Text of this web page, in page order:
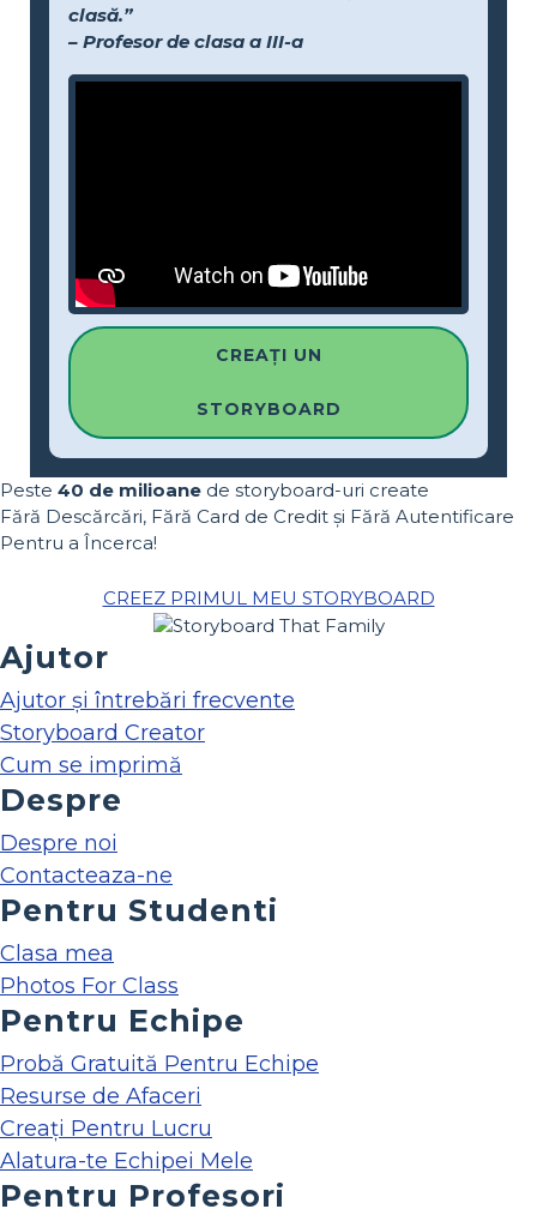
clasă.”
– Profesor de clasa a III-a
CREAȚI UN
STORYBOARD
Peste 40 de milioane de storyboard-uri create
Fără Descărcări, Fără Card de Credit și Fără Autentificare
Pentru a Încerca!
CREEZ PRIMUL MEU STORYBOARD
Ajutor
Ajutor și întrebări frecvente
Storyboard Creator
Cum se imprimă
Despre
Despre noi
Contacteaza-ne
Pentru Studenti
Clasa mea
Photos For Class
Pentru Echipe
Probă Gratuită Pentru Echipe
Resurse de Afaceri
Creați Pentru Lucru
Alatura-te Echipei Mele
Pentru Profesori